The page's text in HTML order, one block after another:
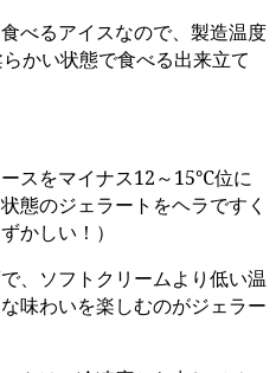
べるアイスなので、製造温度
かい状態で食べる出来立て
スをマイナス12～15℃位に
態のジェラートをヘラですく
かしい！）
、ソフトクリームより低い温
味わいを楽しむのがジェラー